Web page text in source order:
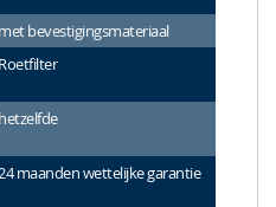
met bevestigingsmateriaal
Roetfilter
hetzelfde
maanden wettelijke garantie